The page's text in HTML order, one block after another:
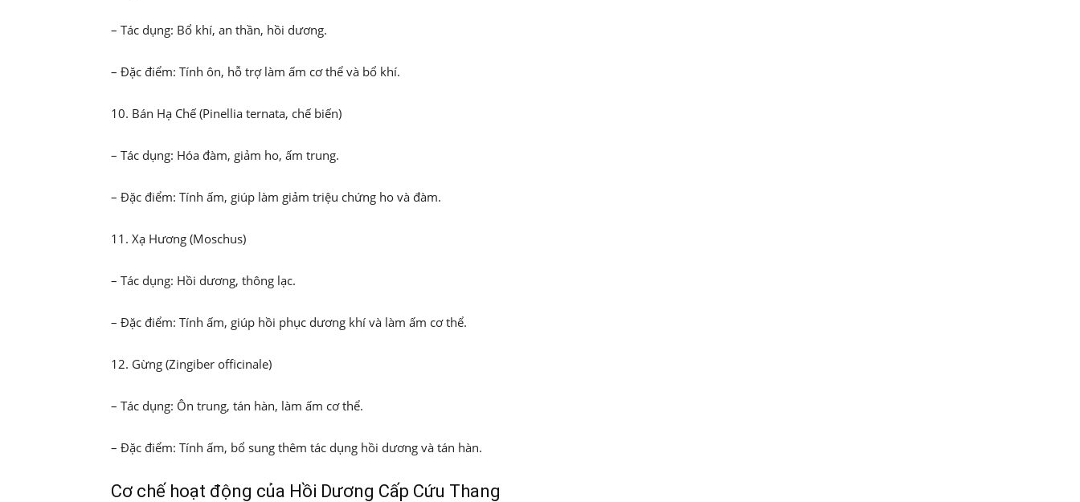
– Tác dụng: Bổ khí, an thần, hồi dương.
– Đặc điểm: Tính ôn, hỗ trợ làm ấm cơ thể và bổ khí.
10. Bán Hạ Chế (Pinellia ternata, chế biến)
– Tác dụng: Hóa đàm, giảm ho, ấm trung.
– Đặc điểm: Tính ấm, giúp làm giảm triệu chứng ho và đàm.
11. Xạ Hương (Moschus)
– Tác dụng: Hồi dương, thông lạc.
– Đặc điểm: Tính ấm, giúp hồi phục dương khí và làm ấm cơ thể.
12. Gừng (Zingiber officinale)
– Tác dụng: Ôn trung, tán hàn, làm ấm cơ thể.
– Đặc điểm: Tính ấm, bổ sung thêm tác dụng hồi dương và tán hàn.
Cơ chế hoạt động của Hồi Dương Cấp Cứu Thang